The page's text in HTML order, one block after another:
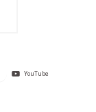
YouTube